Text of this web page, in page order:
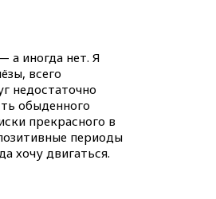
а иногда нет. Я
всего
недостаточно
обыденного
прекрасного в
периоды
хочу двигаться.